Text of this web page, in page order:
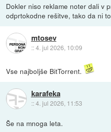
Dokler niso reklame noter dali v
odprtokodne rešitve, tako da ni
mtosev
::4. jul 2026, 10:09
Vse najboljše BitTorrent.
karafeka
::4. jul 2026, 11:53
Še na mnoga leta.